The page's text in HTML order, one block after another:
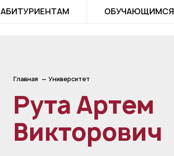
АБИТУРИЕНТАМ ОБУЧАЮЩИМСЯ
Главная Университет
Рута Артем
Викторович